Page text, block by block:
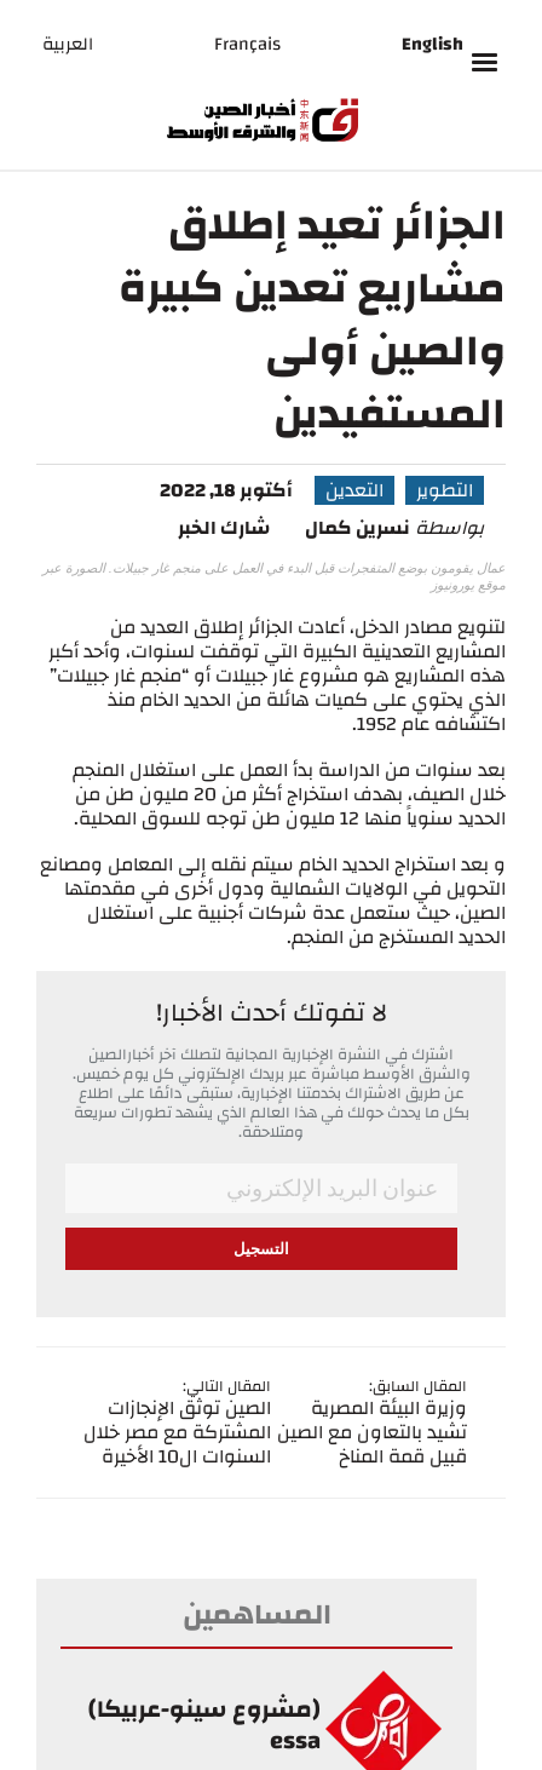
English
Français العربية
الجزائر تعيد إطلاق
مشاريع تعدين كبيرة
والصين أولى
المستفيدين
التطوير التعدين
أكتوبر 18, 2022
بواسطة نسرين كمال شارك الخبر
عمال يقومون بوضع المتفجرات قبل البدء في العمل على منجم غار جبيلات. الصورة عبر
موقع يورونيوز
لتنويع مصادر الدخل، أعادت الجزائر إطلاق العديد من
المشاريع التعدينية الكبيرة التي توقفت لسنوات، وأحد أكبر
هذه المشاريع هو مشروع غار جبيلات أو “منجم غار جبيلات”
الذي يحتوي على كميات هائلة من الحديد الخام منذ
اكتشافه عام 1952.
بعد سنوات من الدراسة بدأ العمل على استغلال المنجم
خلال الصيف، بهدف استخراج أكثر من 20 مليون طن من
الحديد سنوياً منها 12 مليون طن توجه للسوق المحلية.
و بعد استخراج الحديد الخام سيتم نقله إلى المعامل ومصانع
التحويل في الولايات الشمالية ودول أخرى في مقدمتها
الصين، حيث ستعمل عدة شركات أجنبية على استغلال
الحديد المستخرج من المنجم.
لا تفوتك أحدث الأخبار!
اشترك في النشرة الإخبارية المجانية لتصلك آخر أخبارالصين
والشرق الأوسط مباشرة عبر بريدك الإلكتروني كل يوم خميس.
عن طريق الاشتراك بخدمتنا الإخبارية، ستبقى دائمًا على اطلاع
بكل ما يحدث حولك في هذا العالم الذي يشهد تطورات سريعة
ومتلاحقة.
*
المقال السابق:
وزيرة البيئة المصرية
تشيد بالتعاون مع الصين
قبيل قمة المناخ
المقال التالي:
الصين توثق الإنجازات
المشتركة مع مصر خلال
السنوات ال10 الأخيرة
المساهمين
(مشروع سينو-عربيكا)
essa